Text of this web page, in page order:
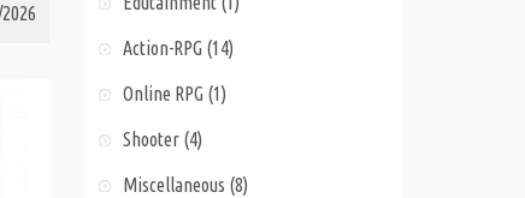
Action-RPG (14)
Online RPG (1)
Shooter (4)
Miscellaneous (8)